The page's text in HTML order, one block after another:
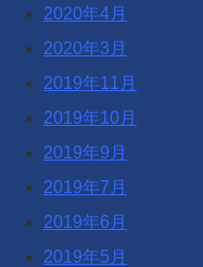
2020年4月
2020年3月
2019年11月
2019年10月
2019年9月
2019年7月
2019年6月
2019年5月